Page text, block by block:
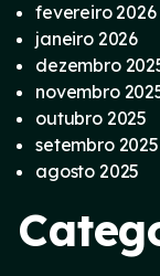
fevereiro 2026
janeiro 2026
dezembro
novembro
outubro 2025
setembro 2025
agosto 2025